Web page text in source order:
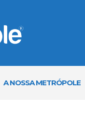
A NOSSA METRÓPOLE